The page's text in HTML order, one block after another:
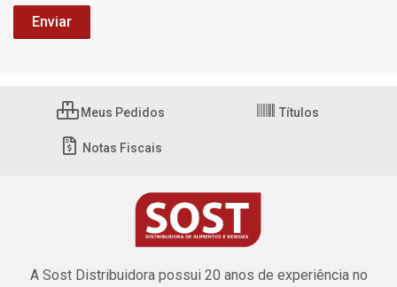
Meus Pedidos Títulos
Notas Fiscais
A Sost Distribuidora possui 20 anos de experiência no